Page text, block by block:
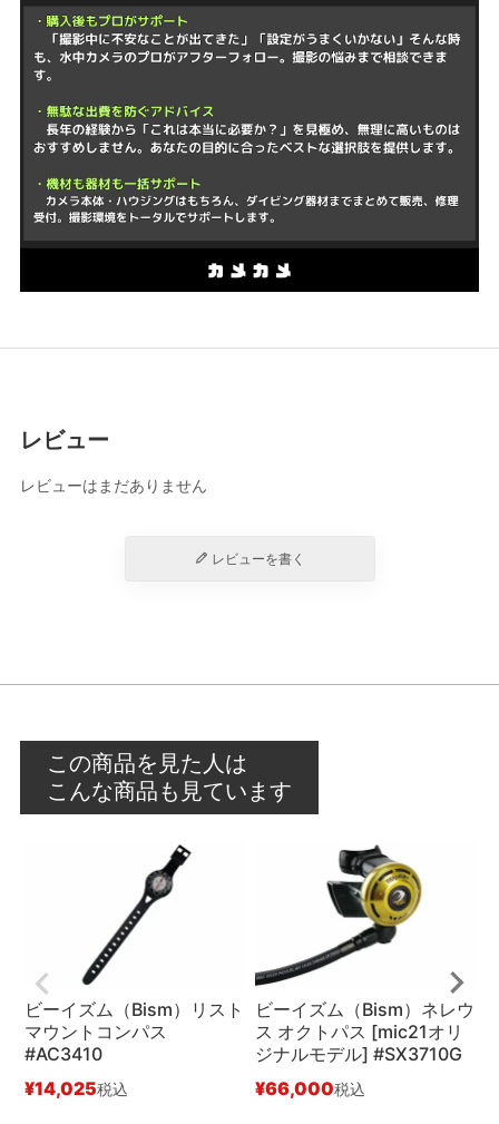
レビュー
レビューはまだありません
レビューを書く
この商品を見た人は
こんな商品も見ています
ビーイズム（Bism）リスト
マウントコンパス
#AC3410
¥14,025税込
ビーイズム（Bism）ネレウ
ス オクトパス [mic21オリ
ジナルモデル] #SX3710G
¥66,000税込